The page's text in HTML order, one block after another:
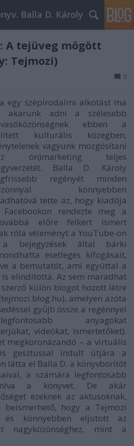
Balla D. Károly
A tejüveg mögött
Tejmozi)
0
egy szépirodalmi alkotást ma
akarunk adni a szélesebb
ebben a
kulturális közegben,
vagyunk mozgósítani
ön)marketing teljes
Balla D. Károly
regényét minden
könnyebben
tette az, hogy kiadója
rendezte meg a
előre felkért ismert
róla véleményt a YouTube-on
a bejegyzések által bárki
esetleges kifogásait,
a bemutatót, ami egyúttal a
elindította. Az sem maradhat
külön blogot hozott létre
amelyen azóta
gyűjti össze a regénnyel
anyagokat
videókat, ismertetőket).
megkoronázandó – a virtuális
gesztussal indult útjára a
látta el Balla D. a könyvborítót
a számára legfontosabb
a könyvet. De akár
ezeknek az aktusoknak,
beismerhető, hogy a Tejmozi
és könnyebben eljutott az
nagyközönséghez, mint a